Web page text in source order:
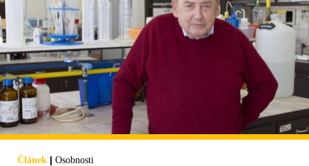
Článek | Osobnosti